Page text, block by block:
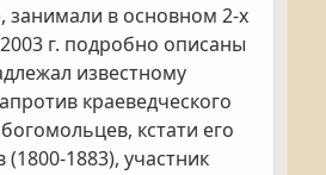
занимали в основном 2-х
г. подробно описаны
известному
краеведческого
кстати его
1883), участник